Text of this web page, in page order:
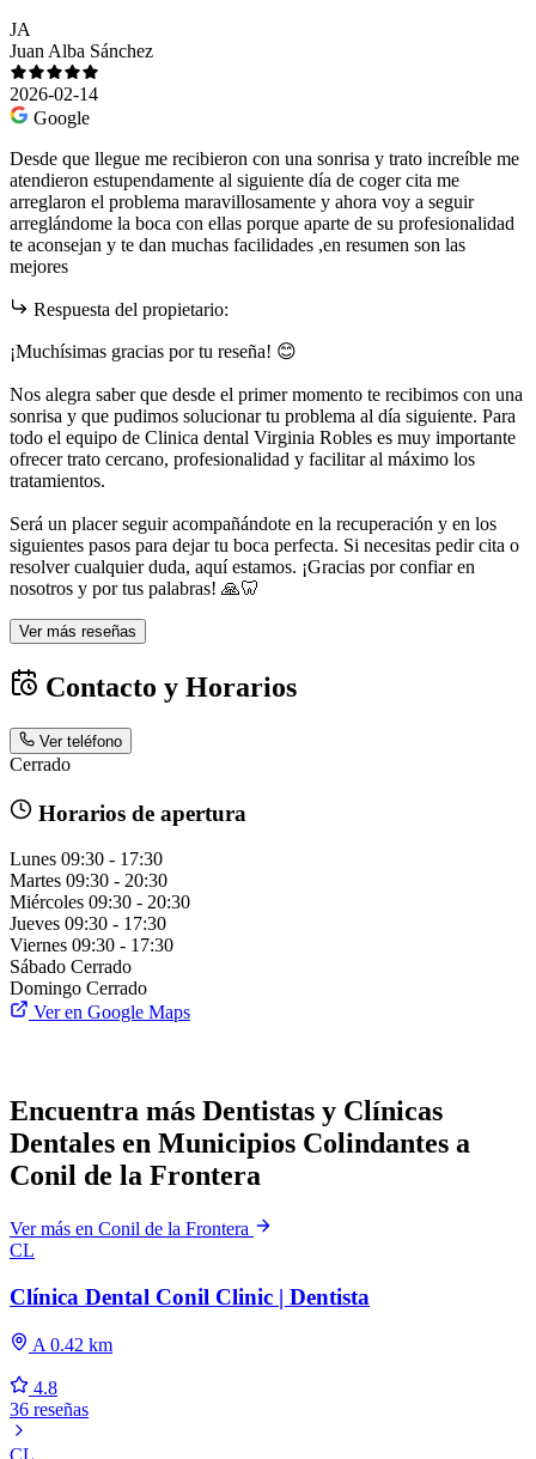
JA
Juan Alba Sánchez
2026-02-14
Google
Desde que llegue me recibieron con una sonrisa y trato increíble me
atendieron estupendamente al siguiente día de coger cita me
arreglaron el problema maravillosamente y ahora voy a seguir
arreglándome la boca con ellas porque aparte de su profesionalidad
te aconsejan y te dan muchas facilidades ,en resumen son las
mejores
Respuesta del propietario:
¡Muchísimas gracias por tu reseña! 😊
Nos alegra saber que desde el primer momento te recibimos con una
sonrisa y que pudimos solucionar tu problema al día siguiente. Para
todo el equipo de Clinica dental Virginia Robles es muy importante
ofrecer trato cercano, profesionalidad y facilitar al máximo los
tratamientos.
Será un placer seguir acompañándote en la recuperación y en los
siguientes pasos para dejar tu boca perfecta. Si necesitas pedir cita o
resolver cualquier duda, aquí estamos. ¡Gracias por confiar en
nosotros y por tus palabras! 🙏🦷
Ver más reseñas
Contacto y Horarios
Ver teléfono
Cerrado
Horarios de apertura
Lunes 09:30 - 17:30
Martes 09:30 - 20:30
Miércoles 09:30 - 20:30
Jueves 09:30 - 17:30
Viernes 09:30 - 17:30
Sábado Cerrado
Domingo Cerrado
Ver en Google Maps
Encuentra más Dentistas y Clínicas
Dentales en Municipios Colindantes a
Conil de la Frontera
Ver más en Conil de la Frontera
CL
Clínica Dental Conil Clinic ‍| Dentista
A 0.42 km
4.8
36 reseñas